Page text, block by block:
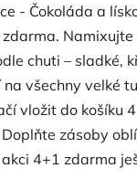
- Čokoláda a
Namixujte
chuti – sladké,
všechny velké
vložit do košíku
zásoby
4+1 zdarma